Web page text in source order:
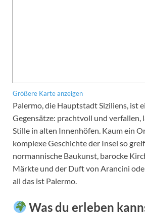
Größere Karte anzeigen
Palermo, die Hauptstadt Siziliens, ist
Gegensätze: prachtvoll und verfallen,
Stille in alten Innenhöfen. Kaum ein
komplexe Geschichte der Insel so
normannische Baukunst, barocke
Märkte und der Duft von Arancini
all das ist Palermo.
Was du erleben